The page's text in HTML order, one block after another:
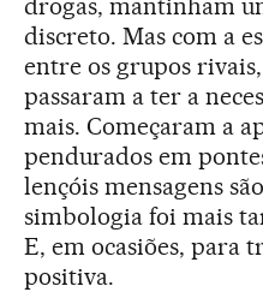
drogas, mantinham
discreto. Mas com a
entre os grupos
passaram a ter a
mais. Começaram a
pendurados em
lençóis mensagens
simbologia foi mais
E, em ocasiões, para
positiva.